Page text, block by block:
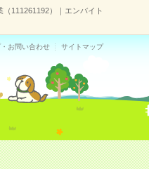
111261192）｜エンバイト
お問い合わせ サイトマップ